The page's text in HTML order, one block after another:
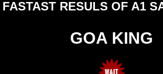
FASTAST RESULS OF A1
GOA KING